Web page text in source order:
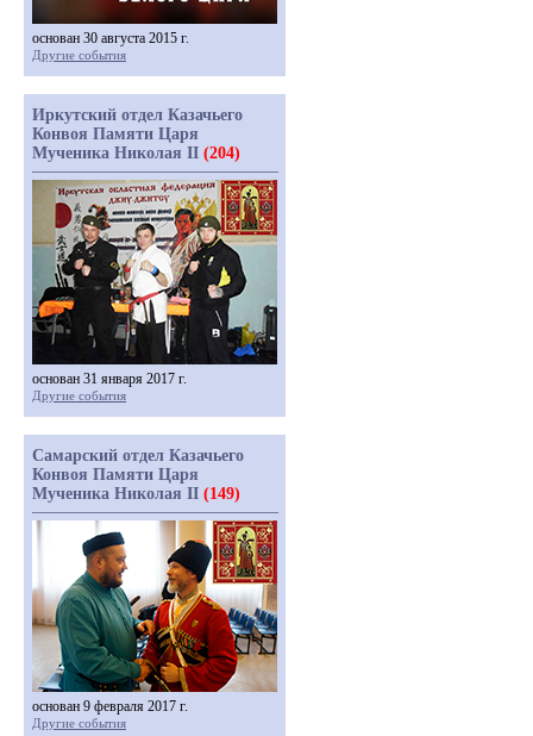
основан 30 августа 2015 г.
Другие события
Иркутский отдел Казачьего
Конвоя Памяти Царя
Мученика Николая II (204)
основан 31 января 2017 г.
Другие события
Самарский отдел Казачьего
Конвоя Памяти Царя
Мученика Николая II (149)
основан 9 февраля 2017 г.
Другие события